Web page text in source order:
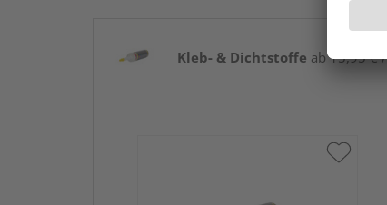
Kleb- & Dichtstoffe ab 15,95 €